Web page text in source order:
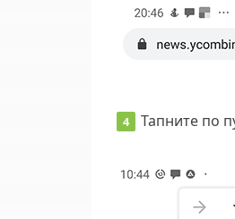
Тапните по